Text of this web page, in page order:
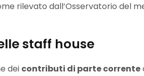
rilevato dall’Osservatorio del
staff house
dei contributi di parte corrente